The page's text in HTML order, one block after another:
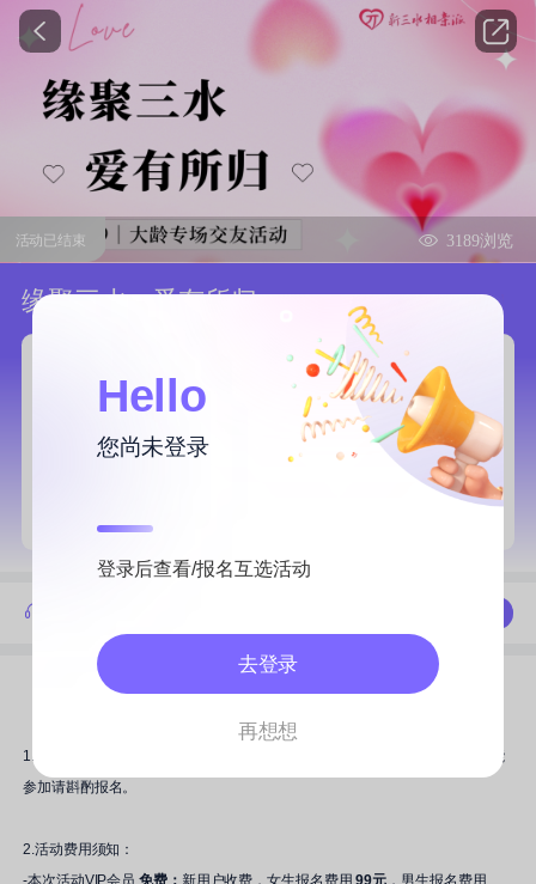
活动已结束 3189浏览
缘聚三水，爱有所归
11/09 星期日 I 14:00
地点： 广东佛山三水区
西南街道建设一路6号碧桂园都荟二楼—新三水相亲派
活动详情 活动回顾
1.本次活动为线下活动，需要到现场参加活动，如若活动时间不能确定是否能
参加请斟酌报名。
2.活动费用须知：
Hello
您尚未登录
登录后查看/报名互选活动
去登录
再想想